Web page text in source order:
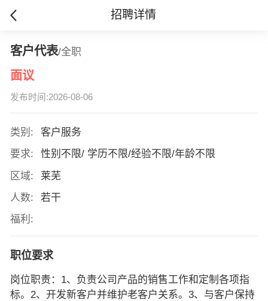
招聘详情
客户代表/全职
面议
发布时间:2026-08-06
类别:
客户服务
要求:
性别不限/ 学历不限/经验不限/年龄不限
区域:
莱芜
人数:
若干
福利:
职位要求
岗位职责：1、负责公司产品的销售工作和定制各项指
标。2、开发新客户并维护老客户关系。3、与客户保持